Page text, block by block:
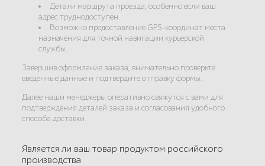
Детали маршрута проезда, особенно если ваш
адрес труднодоступен.
Возможно предоставление GPS-координат места
назначения для точной навигации курьерской
службы.
Завершив оформление заказа, внимательно проверьте
введённые данные и подтвердите отправку формы.
Далее наши менеджеры оперативно свяжутся с вами для
подтверждения деталей заказа и согласования удобного
способа доставки.
Является ли ваш товар продуктом российского
производства